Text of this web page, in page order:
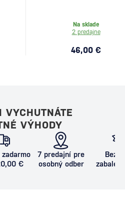
Na sklade
2 predajne
46,00 €
VYCHUTNÁTE
VÝHODY
€
7 predajní pre
osobný odber